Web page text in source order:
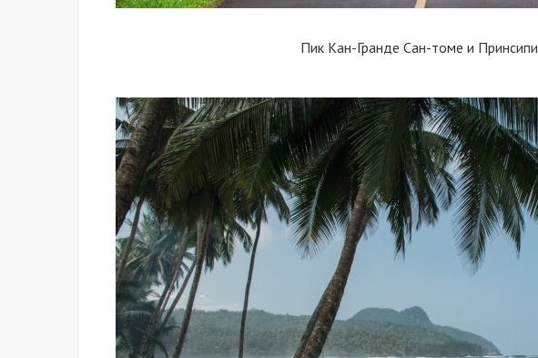
Пик Кан-Гранде Сан-томе и Принсипи